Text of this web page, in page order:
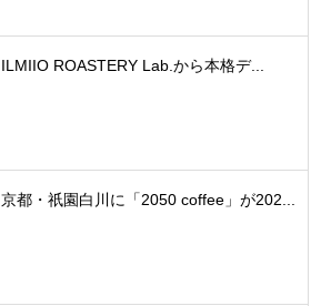
ILMIIO ROASTERY Lab.から本格デ...
京都・祇園白川に「2050 coffee」が202...